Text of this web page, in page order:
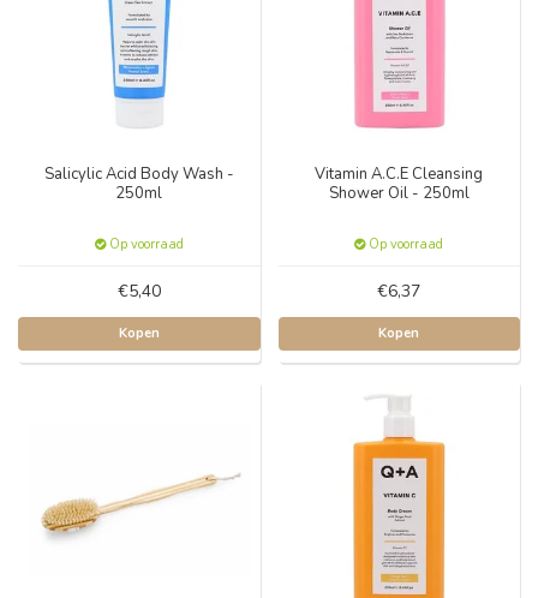
Salicylic Acid Body Wash -
250ml
Op voorraad
€5,40
Kopen
Vitamin A.C.E Cleansing
Shower Oil - 250ml
Op voorraad
€6,37
Kopen